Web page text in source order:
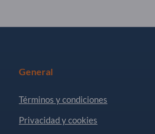
General
Términos y condiciones
Privacidad y cookies